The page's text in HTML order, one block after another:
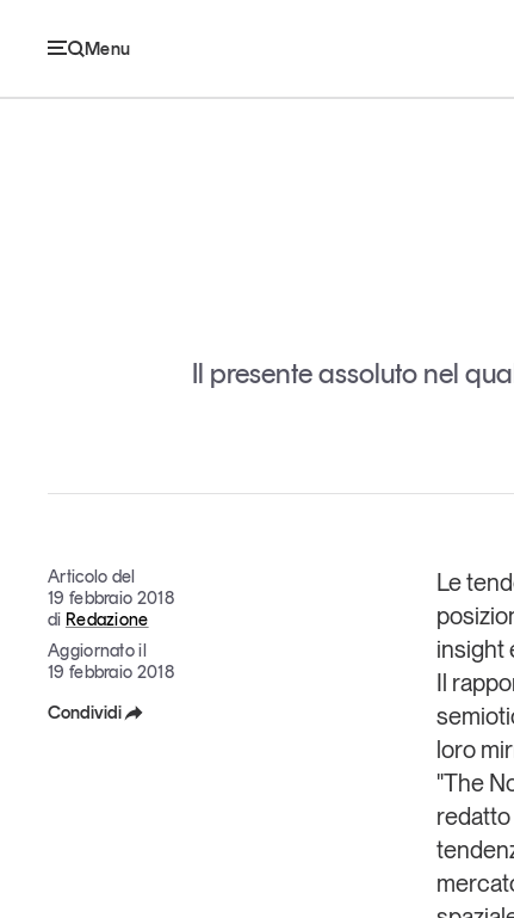
Menu
Grandi temi
Tendenze è il magazine di GS1 Italy che racconta in
indipendente il cambiamento e le sfide del largo
dell’economia a professionisti e consumatori
Tendenze
Il presente assoluto nel
Articolo del
19 febbraio 2018
di Redazione
Aggiornato il
19 febbraio 2018
Condividi
Le
insight
Il
loro
"The